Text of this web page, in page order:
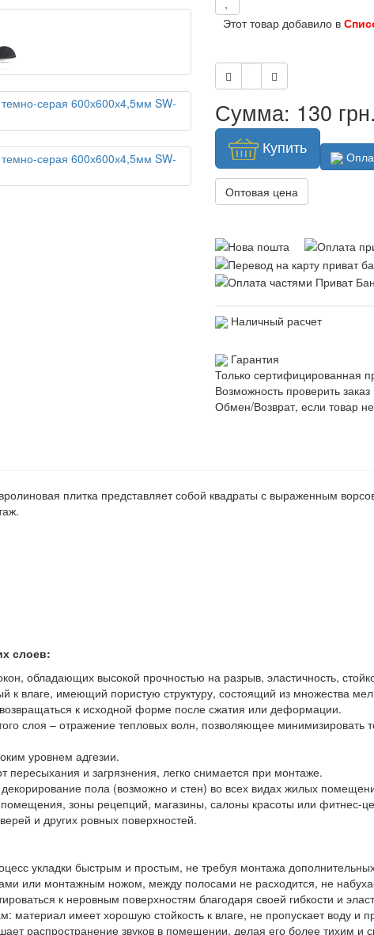
Этот товар добавило в
Сумма: 130 грн.
Купить
Оптовая цена
Наличный расчет
Гарантия
Только сертифицированная
Возможность проверить
Обмен/Возврат, если товар
плитка представляет собой квадраты с выраженным
слоев:
обладающих высокой прочностью на разрыв, эластичность,
влаге, имеющий пористую структуру, состоящий из множества
к исходной форме после сжатия или деформации.
слоя – отражение тепловых волн, позволяющее
уровнем адгезии.
пересыхания и загрязнения, легко снимается при монтаже.
пола (возможно и стен) во всех видах жилых
зоны рецепций, магазины, салоны красоты или фитнес-
и других ровных поверхностей.
укладки быстрым и простым, не требуя монтажа
или монтажным ножом, между полосами не расходится, не
к неровным поверхностям благодаря своей гибкости и
материал имеет хорошую стойкость к влаге, не пропускает воду и
распространение звуков в помещении, делая его более тихим и